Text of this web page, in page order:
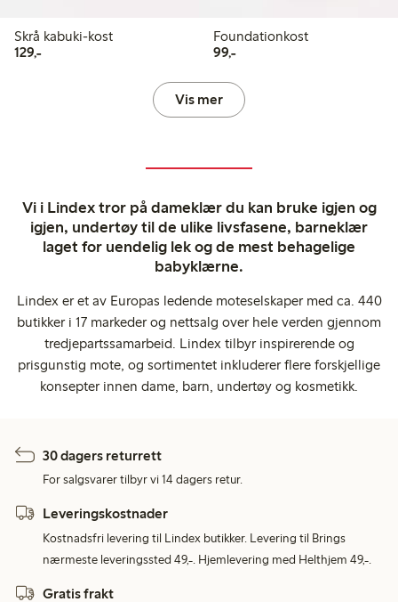
Skrå kabuki-kost
129,-129,00 kr
Foundationkost
99,-99,00 kr
Vis mer
Vi i Lindex tror på dameklær du kan bruke igjen og
igjen, undertøy til de ulike livsfasene, barneklær
laget for uendelig lek og de mest behagelige
babyklærne.
Lindex er et av Europas ledende moteselskaper med ca. 440
butikker i 17 markeder og nettsalg over hele verden gjennom
tredjepartssamarbeid. Lindex tilbyr inspirerende og
prisgunstig mote, og sortimentet inkluderer flere forskjellige
konsepter innen dame, barn, undertøy og kosmetikk.
30 dagers returrett
For salgsvarer tilbyr vi 14 dagers retur.
Leveringskostnader
Kostnadsfri levering til Lindex butikker. Levering til Brings
nærmeste leveringssted 49,-. Hjemlevering med Helthjem 49,-.
Gratis frakt